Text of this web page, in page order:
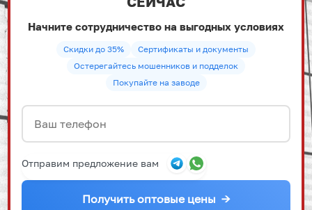
Начните сотрудничество на выгодных условиях
Скидки до 35%
Сертификаты и документы
Остерегайтесь мошенников и подделок
Покупайте на заводе
Отправим предложение вам
Получить оптовые цены →